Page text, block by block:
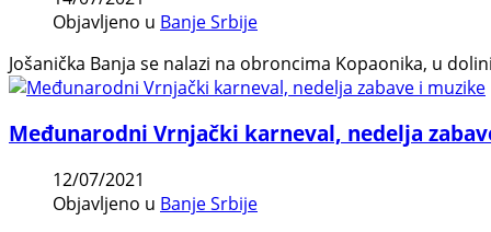
Objavljeno u Banje Srbije
Jošanička Banja se nalazi na obroncima Kopaonika, u
Međunarodni Vrnjački karneval, nedelja
12/07/2021
Objavljeno u Banje Srbije